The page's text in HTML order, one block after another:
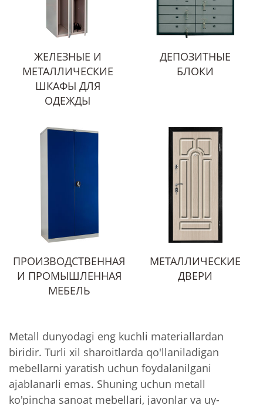
ЖЕЛЕЗНЫЕ И
МЕТАЛЛИЧЕСКИЕ
ШКАФЫ ДЛЯ
ОДЕЖДЫ
ДЕПОЗИТНЫЕ
БЛОКИ
ПРОИЗВОДСТВЕННАЯ
И ПРОМЫШЛЕННАЯ
МЕБЕЛЬ
МЕТАЛЛИЧЕСКИЕ
ДВЕРИ
Metall dunyodagi eng kuchli materiallardan
biridir. Turli xil sharoitlarda qo'llaniladigan
mebellarni yaratish uchun foydalanilgani
ajablanarli emas. Shuning uchun metall
ko'pincha sanoat mebellari, javonlar va uy-